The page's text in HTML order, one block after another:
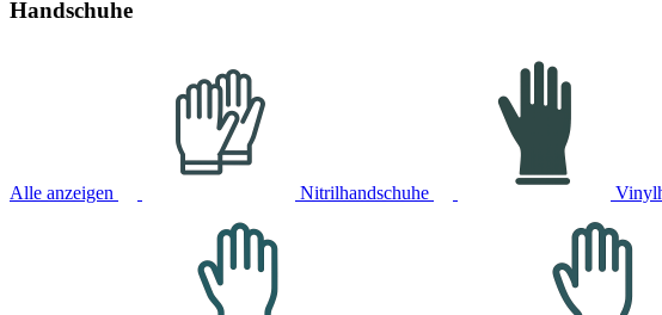
Handschuhe
Alle anzeigen Nitrilhandschuhe